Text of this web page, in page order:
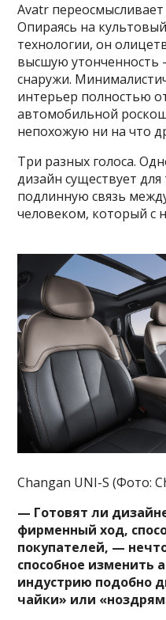
Avatr
Опираясь на
технологии, он
высшую утонченность
снаружи.
интерьер полностью
автомобильной
непохожую ни на что
Три разных голоса.
дизайн существует
подлинную связь
человеком, который с
Changan UNI-S (Фото:
— Готовят ли
фирменный ход,
покупателей, —
способное изменить
индустрию подобно
чайки» или